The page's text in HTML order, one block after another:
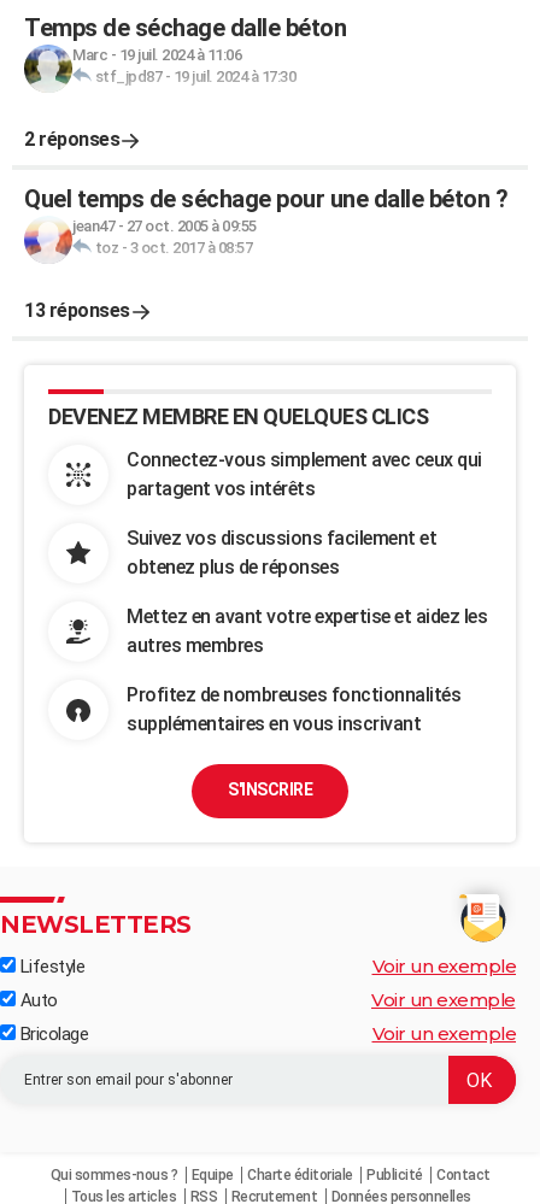
Temps de séchage dalle béton
Marc - 19 juil. 2024 à 11:06
stf_jpd87- 19 juil. 2024 à 17:30
2 réponses
Quel temps de séchage pour une dalle béton ?
jean47- 27 oct. 2005 à 09:55
toz - 3 oct. 2017 à 08:57
13 réponses
DEVENEZ MEMBRE EN QUELQUES CLICS
Connectez-vous simplement avec ceux qui
partagent vos intérêts
Suivez vos discussions facilement et
obtenez plus de réponses
Mettez en avant votre expertise et aidez les
autres membres
Profitez de nombreuses fonctionnalités
supplémentaires en vous inscrivant
S'INSCRIRE
NEWSLETTERS
Lifestyle Voir un exemple
Auto Voir un exemple
Bricolage Voir un exemple
Qui sommes-nous ? Equipe Charte éditoriale Publicité
Contact
Tous les articles
RSS Recrutement Données personnelles